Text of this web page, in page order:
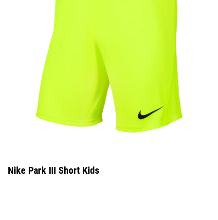
Nike Park III Short Kids